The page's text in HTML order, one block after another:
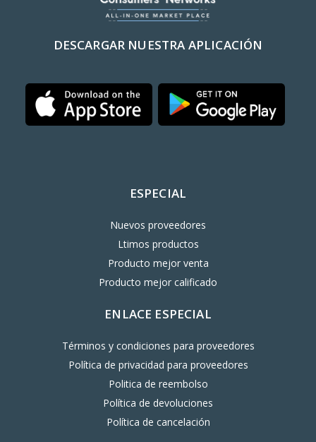
DESCARGAR NUESTRA APLICACIÓN
ESPECIAL
Nuevos proveedores
Ltimos productos
Producto mejor venta
Producto mejor calificado
ENLACE ESPECIAL
Términos y condiciones para proveedores
Política de privacidad para proveedores
Politica de reembolso
Política de devoluciones
Política de cancelación